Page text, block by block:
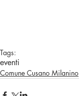
Tags:
eventi
Comune Cusano Milanino